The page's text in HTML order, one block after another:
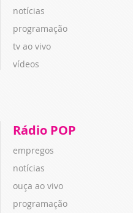
notícias
programação
tv ao vivo
vídeos
Rádio POP
empregos
notícias
ouça ao vivo
programação